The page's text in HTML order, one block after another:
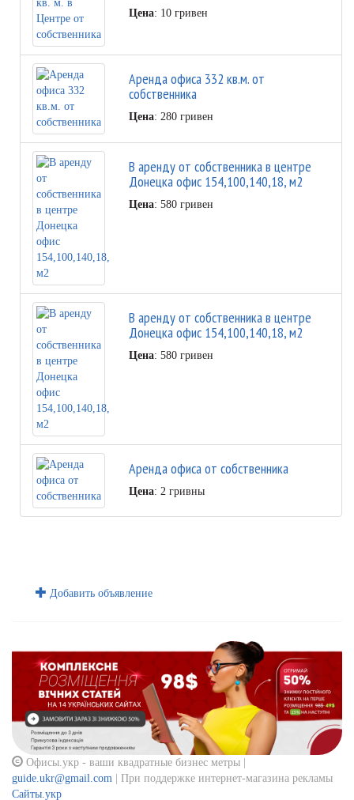
Цена: 10 гривен
Аренда офиса 332 кв.м. от
собственника
Цена: 280 гривен
В аренду от собственника в центре
Донецка офис 154,100,140,18, м2
Цена: 580 гривен
В аренду от собственника в центре
Донецка офис 154,100,140,18, м2
Цена: 580 гривен
Аренда офиса от собственника
Цена: 2 гривны
Добавить объявление
Офисы.укр - ваши квадратные бизнес метры |
guide.ukr@gmail.com | При поддержке интернет-магазина рекламы
Сайты.укр